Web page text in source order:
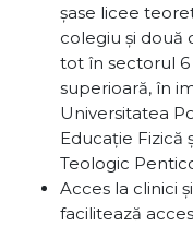
șase licee
colegiu și două
tot în sectorul 6
superioară, în
Universitatea
Educație Fizică
Teologic
Acces la clinici
facilitează